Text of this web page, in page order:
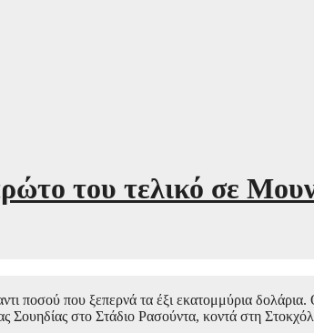
του τελικό σε
ποσού που ξεπερνά τα έξι εκατομμύρια
Σουηδίας στο Στάδιο Ρασούντα, κοντά στη